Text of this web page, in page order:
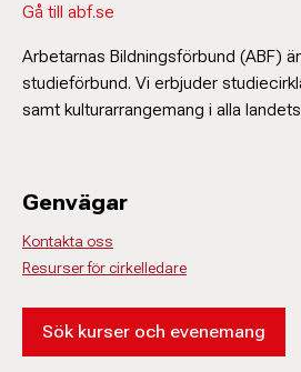
Gå till abf.se
Arbetarnas Bildningsförbund (ABF)
studieförbund. Vi erbjuder
samt kulturarrangemang i alla
Genvägar
Kontakta oss
Resurser för cirkelledare
Sök kurser och evenemang